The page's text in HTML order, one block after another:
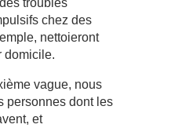
chez des
nettoieront
domicile.
vague, nous
personnes dont les
et